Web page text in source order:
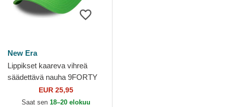
New Era
Lippikset kaareva vihreä
säädettävä nauha 9FORTY
League Essential Los
Angeles Dodgers MLB New
EUR 25,95
Saat sen 18–20 elokuu